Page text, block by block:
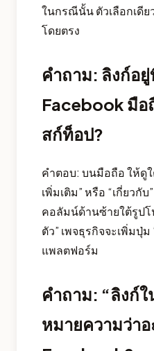
ในกรณีนั้น ตัวเลือกเดี
โดยตรง
คำถาม: ลิงก์อ
Facebook มือ
สก์ท็อป?
คำตอบ: บนมือถือ ให้ดู
เพิ่มเติม” หรือ “เกี่ยวกั
คอลัมน์ด้านซ้ายใต้รูปโ
ตัว” เพจธุรกิจจะเพิ่มปุ่ม
แพลตฟอร์ม
คำถาม: “ลิงก์ใ
หมายความว่า